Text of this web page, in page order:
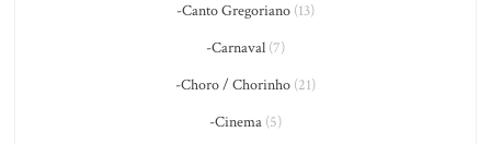
-Canto Gregoriano (13)
-Carnaval (7)
-Choro / Chorinho (21)
-Cinema (5)